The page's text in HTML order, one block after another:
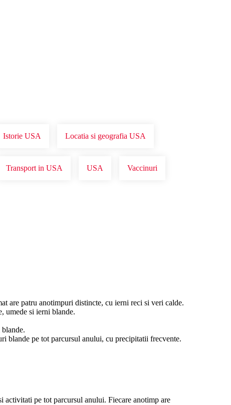
Istorie USA Locatia si geografia USA
Transport in USA USA Vaccinuri
are patru anotimpuri distincte, cu ierni reci si veri calde.
umede si ierni blande.
blande pe tot parcursul anului, cu precipitatii frecvente.
activitati pe tot parcursul anului. Fiecare anotimp are